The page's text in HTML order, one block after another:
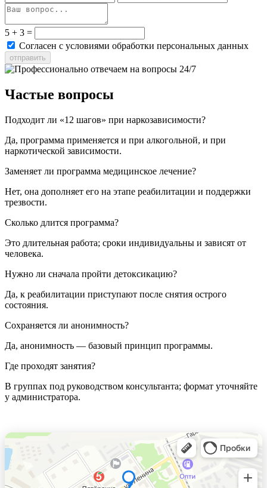
5 + 3 =
Согласен с условиями обработки персональных данных
отправить
Частые вопросы
Подходит ли «12 шагов» при наркозависимости?
Да, программа применяется и при алкогольной, и при
наркотической зависимости.
Заменяет ли программа медицинское лечение?
Нет, она дополняет его на этапе реабилитации и поддержки
трезвости.
Сколько длится программа?
Это длительная работа; сроки индивидуальны и зависят от
человека.
Нужно ли сначала пройти детоксикацию?
Да, к реабилитации приступают после снятия острого
состояния.
Сохраняется ли анонимность?
Да, анонимность — базовый принцип программы.
Где проходят занятия?
В группах под руководством консультанта; формат уточняйте
у администратора.